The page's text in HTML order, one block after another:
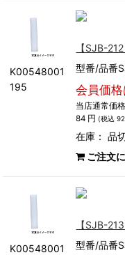
K00548001
195
【SJB-
型番/品番
会員価
当店通常価格
84 円 (税込
在庫：品
ご注文
K00548001
【SJB-
型番/品番